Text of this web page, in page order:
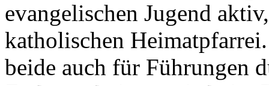
evangelischen Jugend
katholischen
beide auch für Führungen